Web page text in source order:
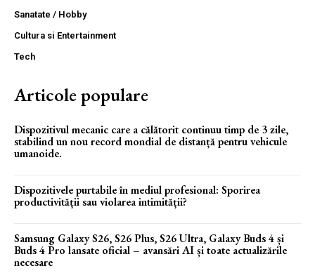
Sanatate / Hobby
Cultura si Entertainment
Tech
Articole populare
Dispozitivul mecanic care a călătorit continuu timp de 3 zile,
stabilind un nou record mondial de distanță pentru vehicule
umanoide.
Dispozitivele purtabile în mediul profesional: Sporirea
productivității sau violarea intimității?
Samsung Galaxy S26, S26 Plus, S26 Ultra, Galaxy Buds 4 și
Buds 4 Pro lansate oficial – avansări AI și toate actualizările
necesare